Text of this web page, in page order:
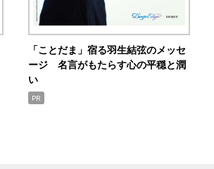
「ことだま」宿る羽生結弦のメッセ
ージ 名言がもたらす心の平穏と潤
い
PR